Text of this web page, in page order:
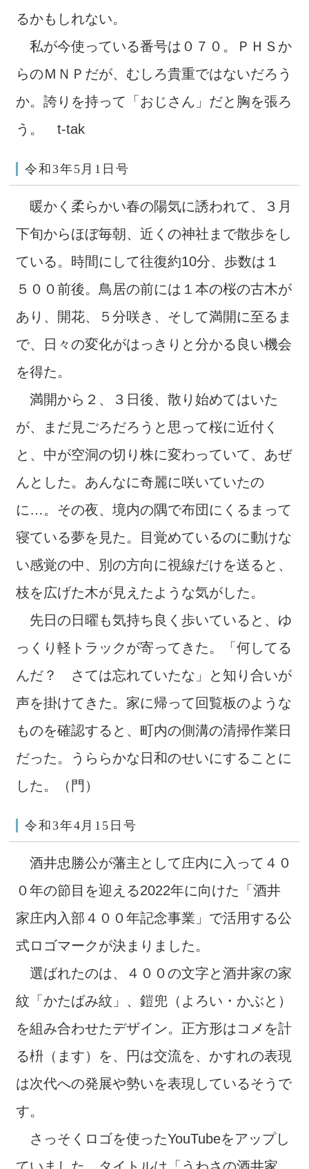
るかもしれない。
私が今使っている番号は０７０。ＰＨＳか
らのＭＮＰだが、むしろ貴重ではないだろう
か。誇りを持って「おじさん」だと胸を張ろ
う。 t-tak
令和3年5月1日号
暖かく柔らかい春の陽気に誘われて、３月
下旬からほぼ毎朝、近くの神社まで散歩をし
ている。時間にして往復約10分、歩数は１
５００前後。鳥居の前には１本の桜の古木が
あり、開花、５分咲き、そして満開に至るま
で、日々の変化がはっきりと分かる良い機会
を得た。
満開から２、３日後、散り始めてはいた
が、まだ見ごろだろうと思って桜に近付く
と、中が空洞の切り株に変わっていて、あぜ
んとした。あんなに奇麗に咲いていたの
に…。その夜、境内の隅で布団にくるまって
寝ている夢を見た。目覚めているのに動けな
い感覚の中、別の方向に視線だけを送ると、
枝を広げた木が見えたような気がした。
先日の日曜も気持ち良く歩いていると、ゆ
っくり軽トラックが寄ってきた。「何してる
んだ？ さては忘れていたな」と知り合いが
声を掛けてきた。家に帰って回覧板のような
ものを確認すると、町内の側溝の清掃作業日
だった。うららかな日和のせいにすることに
した。（門）
令和3年4月15日号
酒井忠勝公が藩主として庄内に入って４０
０年の節目を迎える2022年に向けた「酒井
家庄内入部４００年記念事業」で活用する公
式ロゴマークが決まりました。
選ばれたのは、４００の文字と酒井家の家
紋「かたばみ紋」、鎧兜（よろい・かぶと）
を組み合わせたデザイン。正方形はコメを計
る枡（ます）を、円は交流を、かすれの表現
は次代への発展や勢いを表現しているそうで
す。
さっそくロゴを使ったYouTubeをアップし